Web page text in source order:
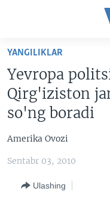
Boshiga
Qidiruvga
o'ting
AMERIKA
MARKAZIY OSIYO
AMERIKA
IJTIMOIY TARMOQLAR
YANGILIKLAR
Yevropa
Qirg'iziston
so'ng boradi
Amerika Ovozi
Sentabr 03, 2010
Ulashing